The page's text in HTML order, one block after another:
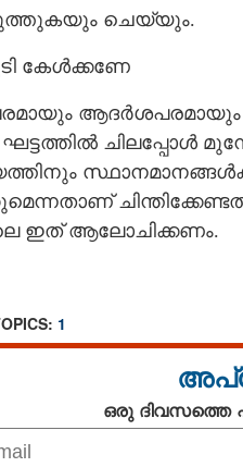
ചെയ്യും.
കേൾക്കണേ
ആദർശപരമായും
ചിലപ്പോൾ
ഇത് ആലോചിക്കണം.
1
ഒരു